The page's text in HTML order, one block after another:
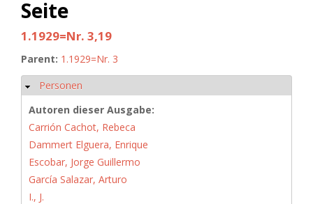
Seite
1.1929=Nr. 3,19
Parent: 1.1929=Nr. 3
Hide
Personen
Autoren dieser Ausgabe:
Carrión Cachot, Rebeca
Dammert Elguera, Enrique
Escobar, Jorge Guillermo
García Salazar, Arturo
I., J.